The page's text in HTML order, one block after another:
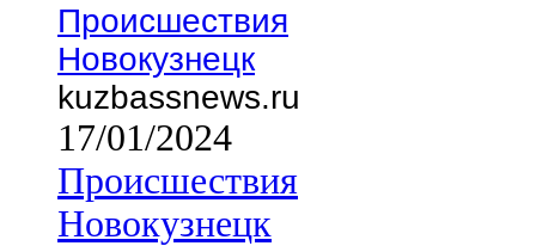
Происшествия
Новокузнецк
kuzbassnews.ru
17/01/2024
Происшествия
Новокузнецк